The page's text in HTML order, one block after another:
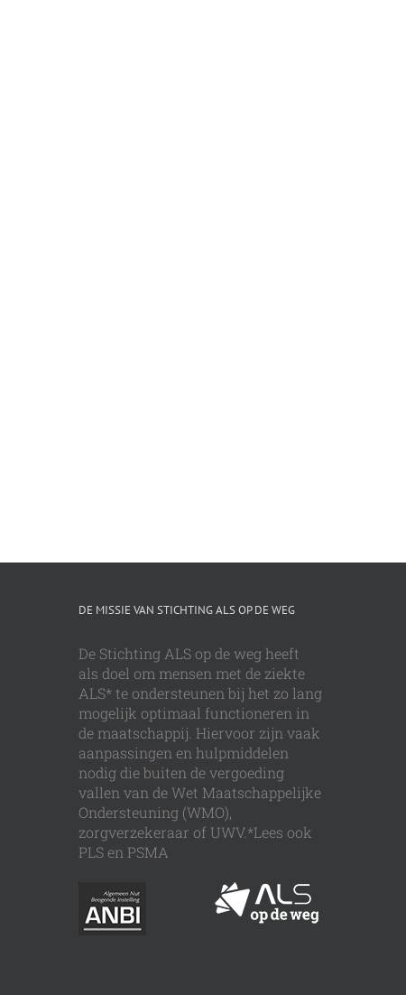
DE MISSIE VAN STICHTING ALS OP DE WEG
De Stichting ALS op de weg heeft
als doel om mensen met de ziekte
ALS* te ondersteunen bij het zo lang
mogelijk optimaal functioneren in
de maatschappij. Hiervoor zijn vaak
aanpassingen en hulpmiddelen
nodig die buiten de vergoeding
vallen van de Wet Maatschappelijke
Ondersteuning (WMO),
zorgverzekeraar of UWV.*Lees ook
PLS en PSMA